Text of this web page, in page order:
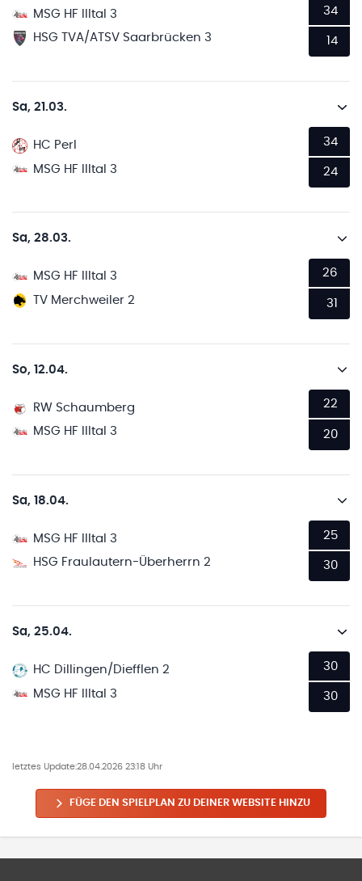
MSG HF Illtal 3
HSG TVA/ATSV Saarbrücken 3
34
14
Sa, 21.03.
HC Perl
MSG HF Illtal 3
34
24
Sa, 28.03.
MSG HF Illtal 3
TV Merchweiler 2
26
31
So, 12.04.
RW Schaumberg
MSG HF Illtal 3
22
20
Sa, 18.04.
MSG HF Illtal 3
HSG Fraulautern-Überherrn 2
25
30
Sa, 25.04.
HC Dillingen/Diefflen 2
MSG HF Illtal 3
30
30
letztes Update:28.04.2026 23:18 Uhr
FÜGE DEN SPIELPLAN ZU DEINER WEBSITE HINZU